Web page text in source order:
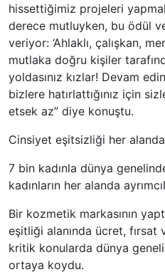
hissettiğimiz projeleri
derece mutluyken, bu ödül
veriyor: ‘Ahlaklı, çalışkan,
mutlaka doğru kişiler
yoldasınız kızlar! Devam
bizlere hatırlattığınız için
etsek az” diye konuştu.
Cinsiyet eşitsizliği her
7 bin kadınla dünya
kadınların her alanda
Bir kozmetik markasının
eşitliği alanında ücret,
kritik konularda dünya
ortaya koydu.